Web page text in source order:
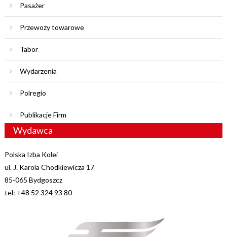
Pasażer
Przewozy towarowe
Tabor
Wydarzenia
Polregio
Publikacje Firm
Wydawca
Polska Izba Kolei
ul. J. Karola Chodkiewicza 17
85-065 Bydgoszcz
tel: +48 52 324 93 80